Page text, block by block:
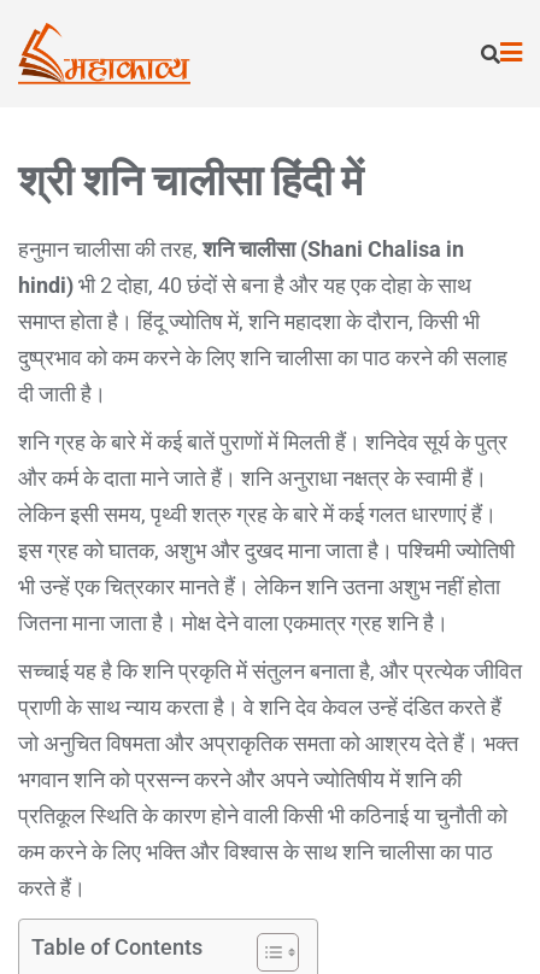
श्री शनि चालीसा हिंदी में
हनुमान चालीसा की तरह,शनि चालीसा (Shani Chalisa in
hindi)भी 2 दोहा, 40 छंदों से बना है और यह एक दोहा के साथ
समाप्त होता है। हिंदू ज्योतिष में, शनि महादशा के दौरान, किसी भी
दुष्प्रभाव को कम करने के लिए शनि चालीसा का पाठ करने की सलाह
दी जाती है।
शनि ग्रह के बारे में कई बातें पुराणों में मिलती हैं। शनिदेव सूर्य के पुत्र
और कर्म के दाता माने जाते हैं। शनि अनुराधा नक्षत्र के स्वामी हैं।
लेकिन इसी समय, पृथ्वी शत्रु ग्रह के बारे में कई गलत धारणाएं हैं।
इस ग्रह को घातक, अशुभ और दुखद माना जाता है। पश्चिमी ज्योतिषी
भी उन्हें एक चित्रकार मानते हैं। लेकिन शनि उतना अशुभ नहीं होता
जितना माना जाता है। मोक्ष देने वाला एकमात्र ग्रह शनि है।
सच्चाई यह है कि शनि प्रकृति में संतुलन बनाता है, और प्रत्येक जीवित
प्राणी के साथ न्याय करता है। वे शनि देव केवल उन्हें दंडित करते हैं
जो अनुचित विषमता और अप्राकृतिक समता को आश्रय देते हैं। भक्त
भगवान शनि को प्रसन्न करने और अपने ज्योतिषीय में शनि की
प्रतिकूल स्थिति के कारण होने वाली किसी भी कठिनाई या चुनौती को
कम करने के लिए भक्ति और विश्वास के साथ शनि चालीसा का पाठ
करते हैं।
Table of Contents